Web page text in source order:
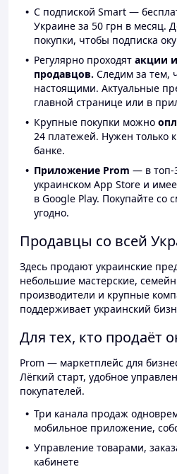
С подпиской Smart —
Украине за 50 грн в месяц.
покупки, чтобы подписка
Регулярно проходят акции
продавцов. Следим за тем,
настоящими. Актуальные
главной странице или в
Крупные покупки можно
24 платежей. Нужен только
банке.
Приложение Prom — в топ-
украинском App Store и
в Google Play. Покупайте со
угодно.
Продавцы со всей
Здесь продают украинские
небольшие мастерские,
производители и крупные
поддерживает украинский
Для тех, кто продаёт
Prom — маркетплейс для
Лёгкий старт, удобное
покупателей.
Три канала продаж
мобильное приложение,
Управление товарами,
кабинете